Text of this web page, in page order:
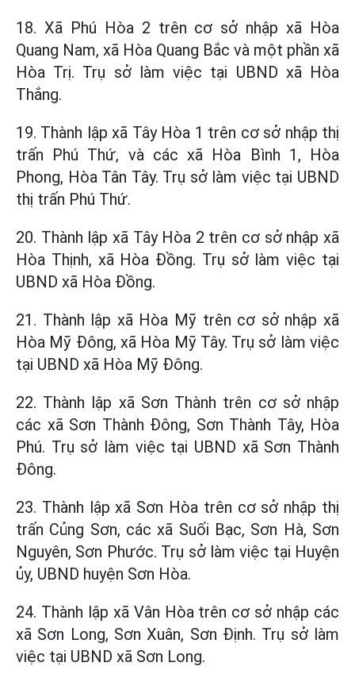
18. Xã Phú Hòa 2 trên cơ sở nhập xã Hòa
Quang Nam, xã Hòa Quang Bắc và một phần xã
Hòa Trị. Trụ sở làm việc tại UBND xã Hòa
Thắng.
19. Thành lập xã Tây Hòa 1 trên cơ sở nhập thị
trấn Phú Thứ, và các xã Hòa Bình 1, Hòa
Phong, Hòa Tân Tây. Trụ sở làm việc tại UBND
thị trấn Phú Thứ.
20. Thành lập xã Tây Hòa 2 trên cơ sở nhập xã
Hòa Thịnh, xã Hòa Đồng. Trụ sở làm việc tại
UBND xã Hòa Đồng.
21. Thành lập xã Hòa Mỹ trên cơ sở nhập xã
Hòa Mỹ Đông, xã Hòa Mỹ Tây. Trụ sở làm việc
tại UBND xã Hòa Mỹ Đông.
22. Thành lập xã Sơn Thành trên cơ sở nhập
các xã Sơn Thành Đông, Sơn Thành Tây, Hòa
Phú. Trụ sở làm việc tại UBND xã Sơn Thành
Đông.
23. Thành lập xã Sơn Hòa trên cơ sở nhập thị
trấn Củng Sơn, các xã Suối Bạc, Sơn Hà, Sơn
Nguyên, Sơn Phước. Trụ sở làm việc tại Huyện
ủy, UBND huyện Sơn Hòa.
24. Thành lập xã Vân Hòa trên cơ sở nhập các
xã Sơn Long, Sơn Xuân, Sơn Định. Trụ sở làm
việc tại UBND xã Sơn Long.